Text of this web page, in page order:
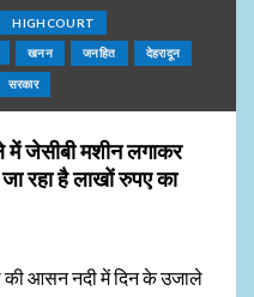
HIGHCOURT
खनन जनहित देहरादून
सरकार
में जेसीबी मशीन लगाकर
रहा है लाखों रुपए का
की आसन नदी में दिन के उजाले